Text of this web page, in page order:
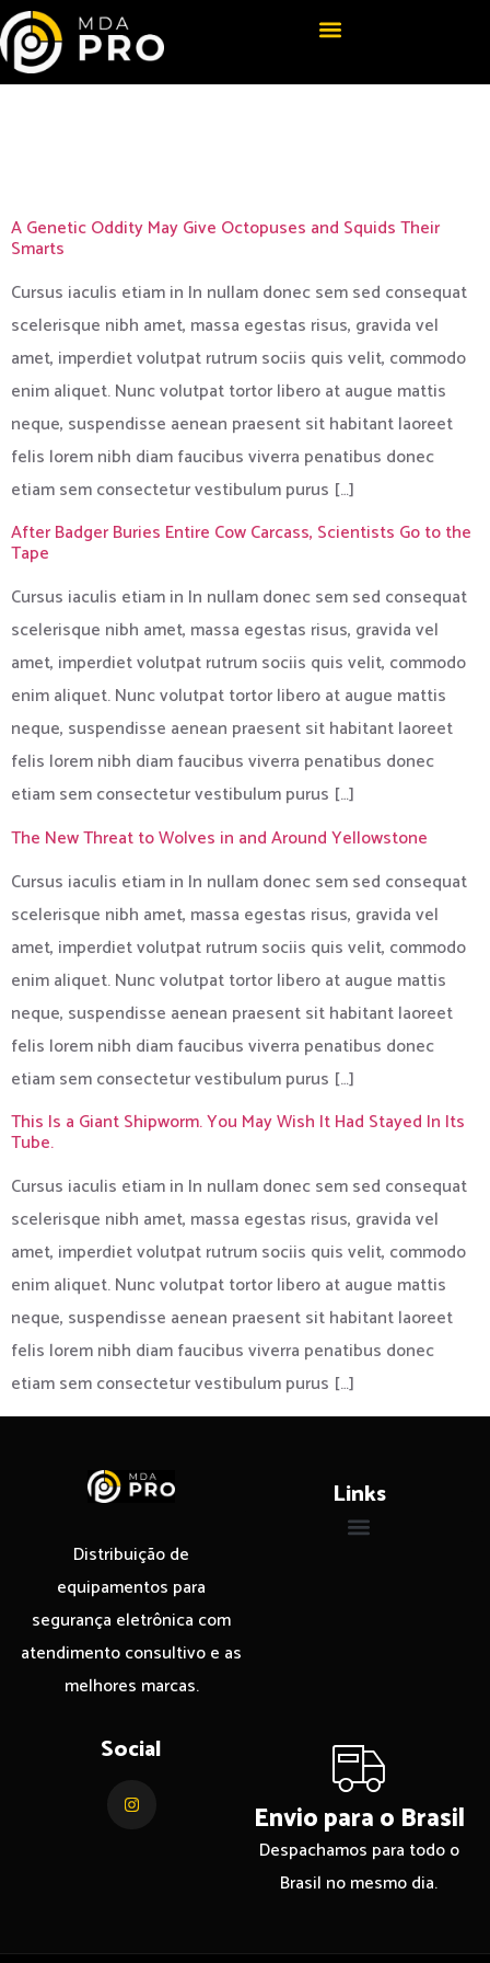
A Genetic Oddity May Give Octopuses and Squids Their
Smarts
Cursus iaculis etiam in In nullam donec sem sed consequat
scelerisque nibh amet, massa egestas risus, gravida vel
amet, imperdiet volutpat rutrum sociis quis velit, commodo
enim aliquet. Nunc volutpat tortor libero at augue mattis
neque, suspendisse aenean praesent sit habitant laoreet
felis lorem nibh diam faucibus viverra penatibus donec
etiam sem consectetur vestibulum purus […]
After Badger Buries Entire Cow Carcass, Scientists Go to the
Tape
Cursus iaculis etiam in In nullam donec sem sed consequat
scelerisque nibh amet, massa egestas risus, gravida vel
amet, imperdiet volutpat rutrum sociis quis velit, commodo
enim aliquet. Nunc volutpat tortor libero at augue mattis
neque, suspendisse aenean praesent sit habitant laoreet
felis lorem nibh diam faucibus viverra penatibus donec
etiam sem consectetur vestibulum purus […]
The New Threat to Wolves in and Around Yellowstone
Cursus iaculis etiam in In nullam donec sem sed consequat
scelerisque nibh amet, massa egestas risus, gravida vel
amet, imperdiet volutpat rutrum sociis quis velit, commodo
enim aliquet. Nunc volutpat tortor libero at augue mattis
neque, suspendisse aenean praesent sit habitant laoreet
felis lorem nibh diam faucibus viverra penatibus donec
etiam sem consectetur vestibulum purus […]
This Is a Giant Shipworm. You May Wish It Had Stayed In Its
Tube.
Cursus iaculis etiam in In nullam donec sem sed consequat
scelerisque nibh amet, massa egestas risus, gravida vel
amet, imperdiet volutpat rutrum sociis quis velit, commodo
enim aliquet. Nunc volutpat tortor libero at augue mattis
neque, suspendisse aenean praesent sit habitant laoreet
felis lorem nibh diam faucibus viverra penatibus donec
etiam sem consectetur vestibulum purus […]
Distribuição de
equipamentos para
segurança eletrônica com
atendimento consultivo e as
melhores marcas.
Links
Social
Envio para o Brasil
Despachamos para todo o
Brasil no mesmo dia.